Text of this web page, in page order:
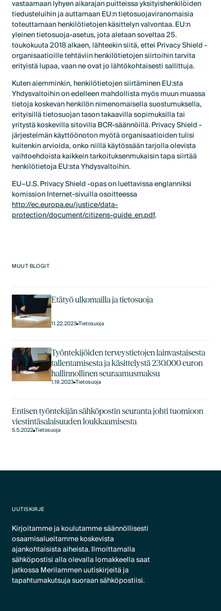
vastaamaan lyhyen aikarajan puitteissa yksityishenkilöiden
tiedusteluihin ja auttamaan EU:n tietosuojaviranomaisia
toteuttamaan henkilötietojen käsittelyn valvontaa. EU:n
yleinen tietosuoja-asetus, jota aletaan soveltaa 25.
toukokuuta 2018 alkaen, lähteekin siitä, ettei Privacy Shield -
organisaatioille tehtäviin henkilötietojen siirtoihin tarvita
erityistä lupaa, vaan ne ovat jo lähtökohtaisesti sallittuja.
Kuten aiemminkin, henkilötietojen siirtäminen EU:sta
Yhdysvaltoihin on edelleen mahdollista myös muun muassa
tietoja koskevan henkilön nimenomaisella suostumuksella,
erityisillä tietosuojan tason takaavilla sopimuksilla tai
yritystä koskevilla sitovilla BCR-säännöillä. Privacy Shield -
järjestelmän käyttöönoton myötä organisaatioiden tulisi
kuitenkin arvioida, onko niillä käytössään tarjolla olevista
vaihtoehdoista kaikkein tarkoituksenmukaisin tapa siirtää
henkilötietoja EU:sta Yhdysvaltoihin.
EU–U.S. Privacy Shield -opas on luettavissa englanniksi
komission Internet-sivuilla osoitteessa
http://ec.europa.eu/justice/data-
protection/document/citizens-guide_en.pdf.
MUUT BLOGIT
Etätyö ulkomailla ja tietosuoja
11.22.2023Tietosuoja
Työntekijöiden terveystietojen lainvastaisesta
tallentamisesta ja käsittelystä 230.000 euron
hallinnollinen seuraamusmaksu
1.19.2023Tietosuoja
Entisen työntekijän sähköpostin seuranta johti tuomioon
viestintäsalaisuuden loukkaamisesta
5.5.2022Tietosuoja
UUTISKIRJE
Kirjoitamme ja koulutamme säännöllisesti
osaamisalueitamme koskevista
ajankohtaisista aiheista. Ilmoittamalla
sähköpostisi alla olevalla lomakkeella saat
jatkossa Merilammen uutiskirjeitä ja
tapahtumakutsuja suoraan sähköpostiisi.